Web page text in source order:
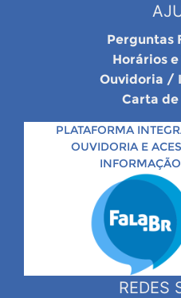
Perguntas
Horários
Ouvidoria /
Carta de
PLATAFORMA
OUVIDORIA E
INFORMAÇÃO
REDES